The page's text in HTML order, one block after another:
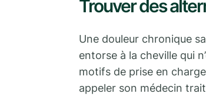
Trouver des
Une douleur chronique
entorse à la cheville qui
motifs de prise en
appeler son médecin